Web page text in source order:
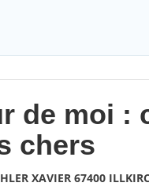
de moi :
chers
XAVIER 67400